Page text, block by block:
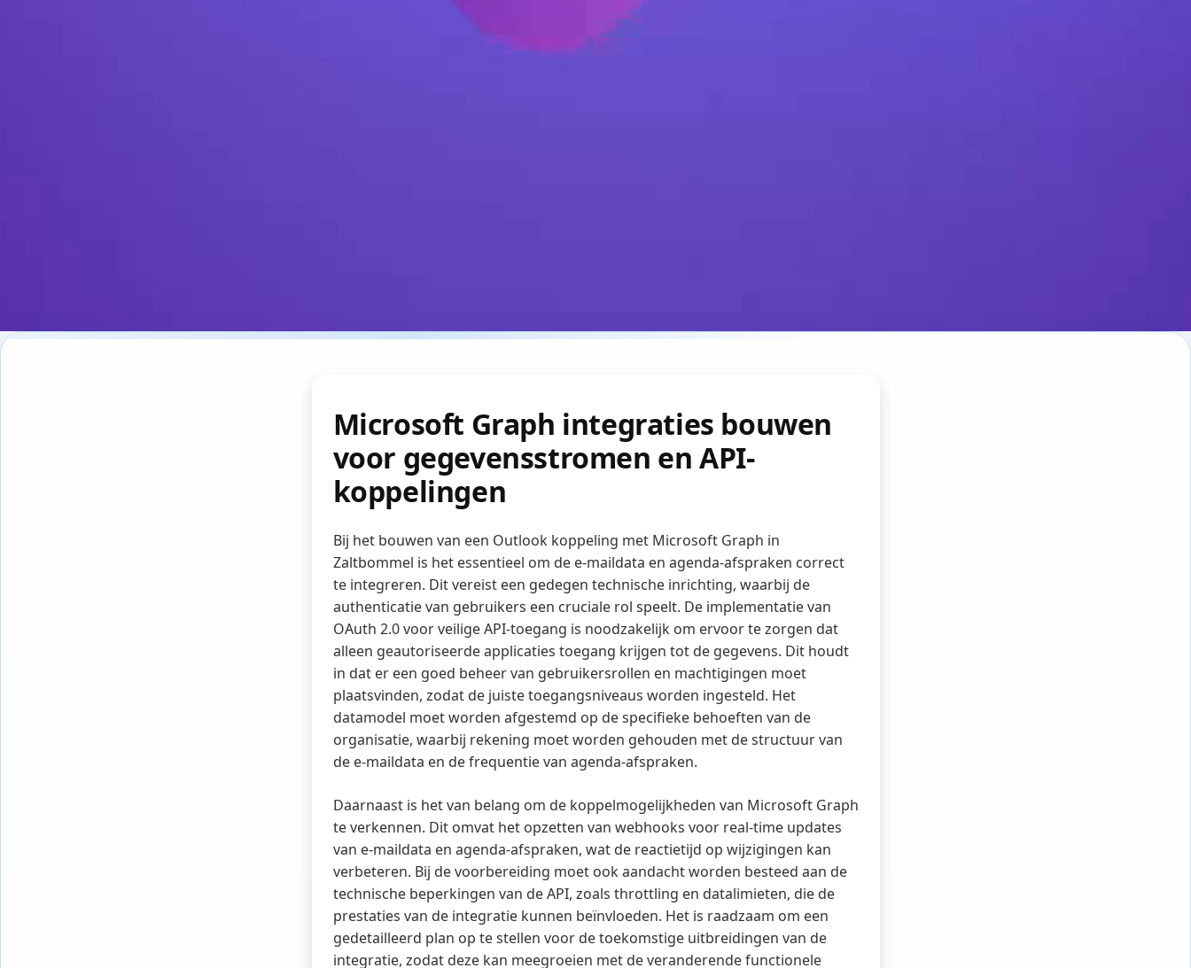
Microsoft Graph integraties bouwen
voor gegevensstromen en API-
koppelingen
Bij het bouwen van een Outlook koppeling met Microsoft Graph in
Zaltbommel is het essentieel om de e-maildata en agenda-afspraken correct
te integreren. Dit vereist een gedegen technische inrichting, waarbij de
authenticatie van gebruikers een cruciale rol speelt. De implementatie van
OAuth 2.0 voor veilige API-toegang is noodzakelijk om ervoor te zorgen dat
alleen geautoriseerde applicaties toegang krijgen tot de gegevens. Dit houdt
in dat er een goed beheer van gebruikersrollen en machtigingen moet
plaatsvinden, zodat de juiste toegangsniveaus worden ingesteld. Het
datamodel moet worden afgestemd op de specifieke behoeften van de
organisatie, waarbij rekening moet worden gehouden met de structuur van
de e-maildata en de frequentie van agenda-afspraken.
Daarnaast is het van belang om de koppelmogelijkheden van Microsoft Graph
te verkennen. Dit omvat het opzetten van webhooks voor real-time updates
van e-maildata en agenda-afspraken, wat de reactietijd op wijzigingen kan
verbeteren. Bij de voorbereiding moet ook aandacht worden besteed aan de
technische beperkingen van de API, zoals throttling en datalimieten, die de
prestaties van de integratie kunnen beïnvloeden. Het is raadzaam om een
gedetailleerd plan op te stellen voor de toekomstige uitbreidingen van de
integratie, zodat deze kan meegroeien met de veranderende functionele